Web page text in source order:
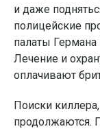
и даже
полицейские
палаты Германа
Лечение и
оплачивают
Поиски
продолжаются.